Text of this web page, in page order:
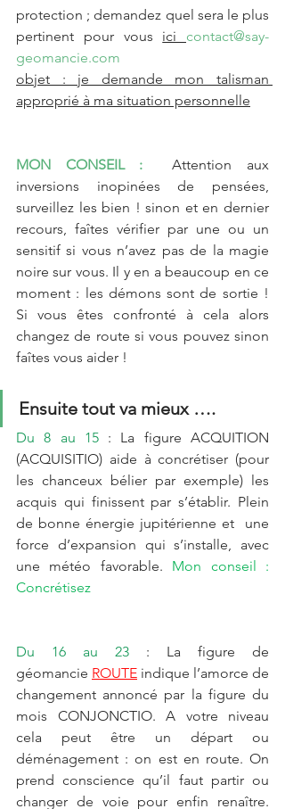
protection ; demandez quel sera le plus
pertinent pour vous ici contact@say-
geomancie.com
objet : je demande mon talisman
approprié à ma situation personnelle
MON CONSEIL : Attention aux
inversions inopinées de pensées,
surveillez les bien ! sinon et en dernier
recours, faîtes vérifier par une ou un
sensitif si vous n’avez pas de la magie
noire sur vous. Il y en a beaucoup en ce
moment : les démons sont de sortie !
Si vous êtes confronté à cela alors
changez de route si vous pouvez sinon
faîtes vous aider !
Ensuite tout va mieux ….
Du 8 au 15 : La figure ACQUITION
(ACQUISITIO) aide à concrétiser (pour
les chanceux bélier par exemple) les
acquis qui finissent par s’établir. Plein
de bonne énergie jupitérienne et  une
force d’expansion qui s’installe, avec
une météo favorable. Mon conseil :
Concrétisez
Du 16 au 23 : La figure de
géomancie ROUTE indique l’amorce de
changement annoncé par la figure du
mois CONJONCTIO. A votre niveau
cela peut être un départ ou
déménagement : on est en route. On
prend conscience qu’il faut partir ou
changer de voie pour enfin renaître.